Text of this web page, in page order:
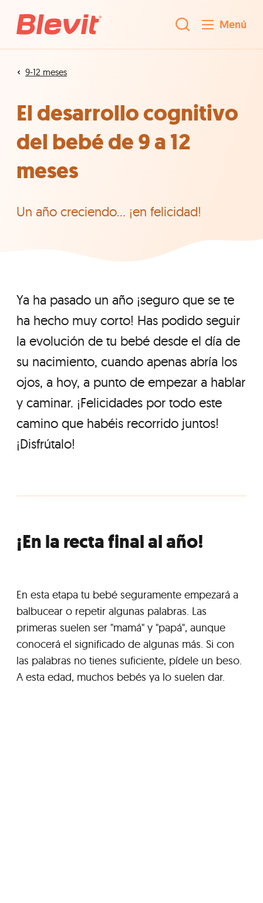
Menú
9-12 meses
El desarrollo cognitivo
del bebé de 9 a 12
meses
Un año creciendo... ¡en felicidad!
Ya ha pasado un año ¡seguro que se te
ha hecho muy corto! Has podido seguir
la evolución de tu bebé desde el día de
su nacimiento, cuando apenas abría los
ojos, a hoy, a punto de empezar a hablar
y caminar. ¡Felicidades por todo este
camino que habéis recorrido juntos!
¡Disfrútalo!
¡En la recta final al año!
En esta etapa tu bebé seguramente empezará a
balbucear o repetir algunas palabras. Las
primeras suelen ser "mamá" y "papá", aunque
conocerá el significado de algunas más. Si con
las palabras no tienes suficiente, pídele un beso.
A esta edad, muchos bebés ya lo suelen dar.